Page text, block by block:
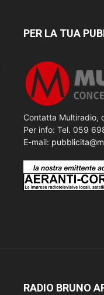
PER LA TUA
Contatta Multiradio,
Per info: Tel. 059
E-mail:
RADIO BRUNO